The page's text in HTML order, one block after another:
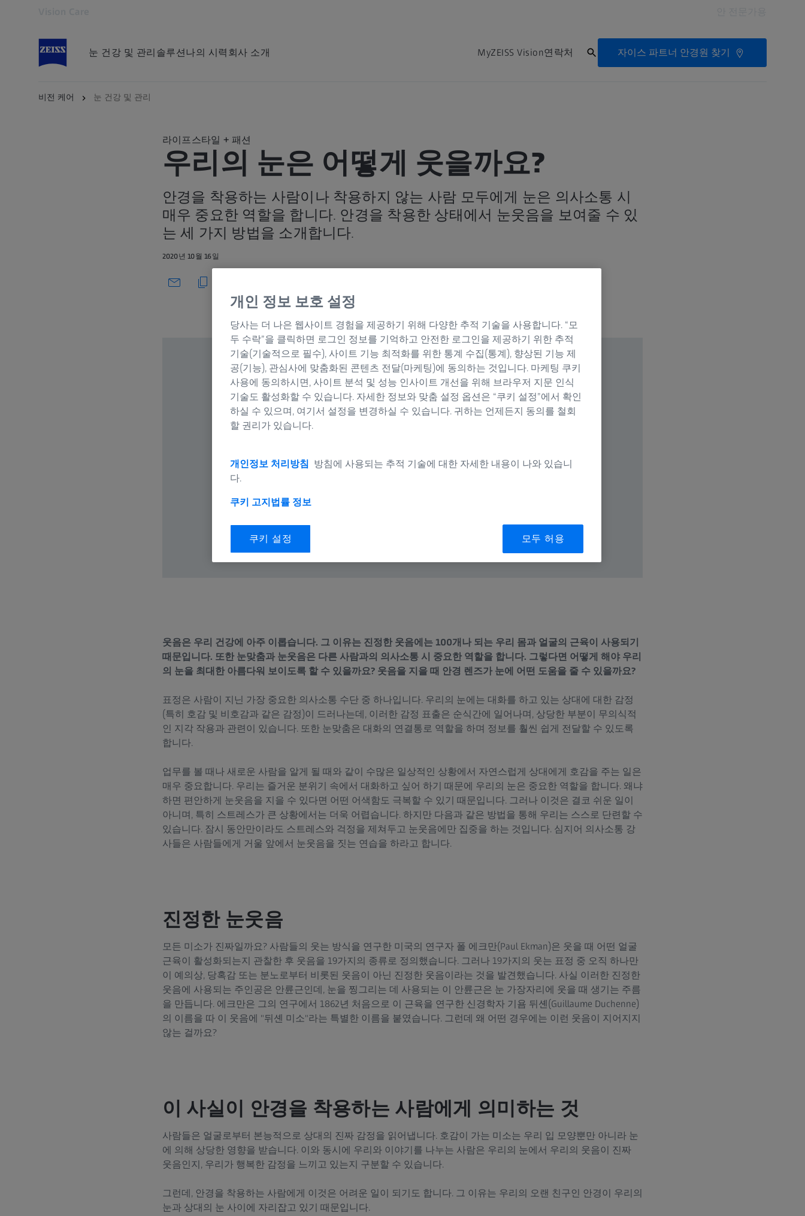
눈 건강 및 관리 솔루션나의 시력 회사 소개 MyZEISS Vision연락처 자이스 파트너 안경원 찾기
비전 케어 눈 건강 및 관리
라이프스타일 + 패션
우리의 눈은 어떻게 웃을까요?
안경을 착용하는 사람이나 착용하지 않는 사람 모두에게 눈은 의사소통 시
매우 중요한 역할을 합니다. 안경을 착용한 상태에서 눈웃음을 보여줄 수 있
는 세 가지 방법을 소개합니다.
2020년 10월 16일
웃음은 우리 건강에 아주 이롭습니다. 그 이유는 진정한 웃음에는 100개나 되는 우리 몸과 얼굴의 근육이 사용되기
때문입니다. 또한 눈맞춤과 눈웃음은 다른 사람과의 의사소통 시 중요한 역할을 합니다. 그렇다면 어떻게 해야 우리
의 눈을 최대한 아름다워 보이도록 할 수 있을까요? 웃음을 지을 때 안경 렌즈가 눈에 어떤 도움을 줄 수 있을까요?
표정은 사람이 지닌 가장 중요한 의사소통 수단 중 하나입니다. 우리의 눈에는 대화를 하고 있는 상대에 대한 감정
(특히 호감 및 비호감과 같은 감정)이 드러나는데, 이러한 감정 표출은 순식간에 일어나며, 상당한 부분이 무의식적
인 지각 작용과 관련이 있습니다. 또한 눈맞춤은 대화의 연결통로 역할을 하며 정보를 훨씬 쉽게 전달할 수 있도록
합니다.
업무를 볼 때나 새로운 사람을 알게 될 때와 같이 수많은 일상적인 상황에서 자연스럽게 상대에게 호감을 주는 일은
매우 중요합니다. 우리는 즐거운 분위기 속에서 대화하고 싶어 하기 때문에 우리의 눈은 중요한 역할을 합니다. 왜냐
하면 편안하게 눈웃음을 지을 수 있다면 어떤 어색함도 극복할 수 있기 때문입니다. 그러나 이것은 결코 쉬운 일이
아니며, 특히 스트레스가 큰 상황에서는 더욱 어렵습니다. 하지만 다음과 같은 방법을 통해 우리는 스스로 단련할 수
있습니다. 잠시 동안만이라도 스트레스와 걱정을 제쳐두고 눈웃음에만 집중을 하는 것입니다. 심지어 의사소통 강
사들은 사람들에게 거울 앞에서 눈웃음을 짓는 연습을 하라고 합니다.
진정한 눈웃음
모든 미소가 진짜일까요? 사람들의 웃는 방식을 연구한 미국의 연구자 폴 에크만(Paul Ekman)은 웃을 때 어떤 얼굴
근육이 활성화되는지 관찰한 후 웃음을 19가지의 종류로 정의했습니다. 그러나 19가지의 웃는 표정 중 오직 하나만
이 예의상, 당혹감 또는 분노로부터 비롯된 웃음이 아닌 진정한 웃음이라는 것을 발견했습니다. 사실 이러한 진정한
웃음에 사용되는 주인공은 안륜근인데, 눈을 찡그리는 데 사용되는 이 안륜근은 눈 가장자리에 웃을 때 생기는 주름
을 만듭니다. 에크만은 그의 연구에서 1862년 처음으로 이 근육을 연구한 신경학자 기욤 뒤셴(Guillaume Duchenne)
의 이름을 따 이 웃음에 "뒤셴 미소"라는 특별한 이름을 붙였습니다. 그런데 왜 어떤 경우에는 이런 웃음이 지어지지
않는 걸까요?
이 사실이 안경을 착용하는 사람에게 의미하는 것
사람들은 얼굴로부터 본능적으로 상대의 진짜 감정을 읽어냅니다. 호감이 가는 미소는 우리 입 모양뿐만 아니라 눈
에 의해 상당한 영향을 받습니다. 이와 동시에 우리와 이야기를 나누는 사람은 우리의 눈에서 우리의 웃음이 진짜
웃음인지, 우리가 행복한 감정을 느끼고 있는지 구분할 수 있습니다.
그런데, 안경을 착용하는 사람에게 이것은 어려운 일이 되기도 합니다. 그 이유는 우리의 오랜 친구인 안경이 우리의
눈과 상대의 눈 사이에 자리잡고 있기 때문입니다.
개인 정보 보호 설정
당사는 더 나은 웹사이트 경험을 제공하기 위해 다양한 추적 기술을 사용합니다. “모
두 수락”을 클릭하면 로그인 정보를 기억하고 안전한 로그인을 제공하기 위한 추적
기술(기술적으로 필수), 사이트 기능 최적화를 위한 통계 수집(통계), 향상된 기능 제
공(기능), 관심사에 맞춤화된 콘텐츠 전달(마케팅)에 동의하는 것입니다. 마케팅 쿠키
사용에 동의하시면, 사이트 분석 및 성능 인사이트 개선을 위해 브라우저 지문 인식
기술도 활성화할 수 있습니다. 자세한 정보와 맞춤 설정 옵션은 “쿠키 설정”에서 확인
하실 수 있으며, 여기서 설정을 변경하실 수 있습니다. 귀하는 언제든지 동의를 철회
할 권리가 있습니다.
개인정보 처리방침 방침에 사용되는 추적 기술에 대한 자세한 내용이 나와 있습니
다.
쿠키 고지법률 정보
쿠키 설정 모두 허용